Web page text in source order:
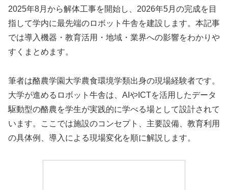
2025年8月から解体工事を開始し、2026年5月の完成を目
指して学内に最先端のロボット牛舎を建設します。本記事
では導入機器・教育活用・地域・業界への影響をわかりや
すくまとめます。
筆者は酪農学園大学農食環境学類出身の現場経験者です。
大学が進めるロボット牛舎は、AIやICTを活用したデータ
駆動型の酪農を学生が実践的に学べる場として設計されて
います。ここでは施設のコンセプト、主要設備、教育利用
の具体例、導入による現場変化を順に解説します。